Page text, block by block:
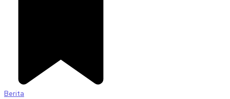
Berita